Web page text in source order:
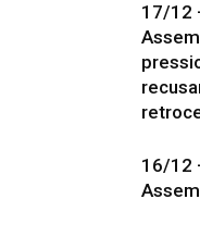
17/12
16/12